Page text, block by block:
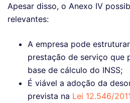
Apesar disso, o Anexo IV
relevantes:
A empresa pode
prestação de serviço que
base de cálculo do INSS;
É viável a adoção da
prevista na Lei 12.546/